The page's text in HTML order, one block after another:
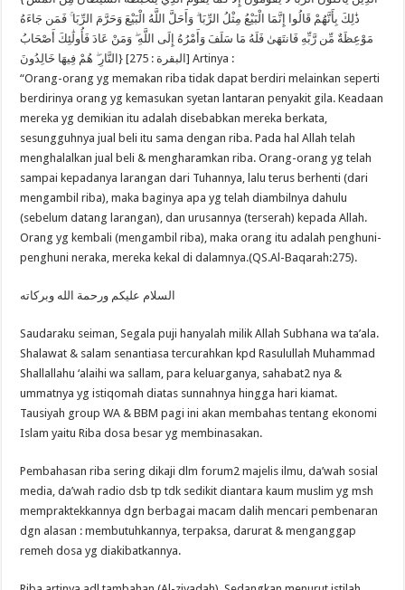
ذَٰلِكَ بِأَنَّهُمْ قَالُوا إِنَّمَا الْبَيْعُ مِثْلُ الرِّبَا ۗ وَأَحَلَّ اللَّهُ الْبَيْعَ وَحَرَّمَ الرِّبَا ۚ فَمَن جَاءَهُ
مَوْعِظَةٌ مِّن رَّبِّهِ فَانتَهَىٰ فَلَهُ مَا سَلَفَ وَأَمْرُهُ إِلَى اللَّهِ ۖ وَمَنْ عَادَ فَأُولَٰئِكَ أَصْحَابُ
النَّارِ ۖ هُمْ فِيهَا خَالِدُونَ} [البقرة : 275] Artinya :
“Orang-orang yg memakan riba tidak dapat berdiri melainkan seperti
berdirinya orang yg kemasukan syetan lantaran penyakit gila. Keadaan
mereka yg demikian itu adalah disebabkan mereka berkata,
sesungguhnya jual beli itu sama dengan riba. Pada hal Allah telah
menghalalkan jual beli & mengharamkan riba. Orang-orang yg telah
sampai kepadanya larangan dari Tuhannya, lalu terus berhenti (dari
mengambil riba), maka baginya apa yg telah diambilnya dahulu
(sebelum datang larangan), dan urusannya (terserah) kepada Allah.
Orang yg kembali (mengambil riba), maka orang itu adalah penghuni-
penghuni neraka, mereka kekal di dalamnya.(QS.Al-Baqarah:275).
السلام عليكم ورحمة الله وبركاته
Saudaraku seiman, Segala puji hanyalah milik Allah Subhana wa ta’ala.
Shalawat & salam senantiasa tercurahkan kpd Rasulullah Muhammad
Shallallahu ‘alaihi wa sallam, para keluarganya, sahabat2 nya &
ummatnya yg istiqomah diatas sunnahnya hingga hari kiamat.
Tausiyah group WA & BBM pagi ini akan membahas tentang ekonomi
Islam yaitu Riba dosa besar yg membinasakan.
Pembahasan riba sering dikaji dlm forum2 majelis ilmu, da’wah sosial
media, da’wah radio dsb tp tdk sedikit diantara kaum muslim yg msh
mempraktekkannya dgn berbagai macam dalih mencari pembenaran
dgn alasan : membutuhkannya, terpaksa, darurat & menganggap
remeh dosa yg diakibatkannya.